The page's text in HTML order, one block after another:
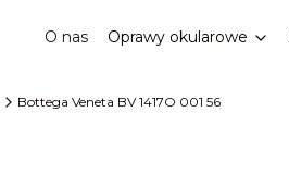
O nas Oprawy okularowe
Bottega Veneta BV 1417O 001 56